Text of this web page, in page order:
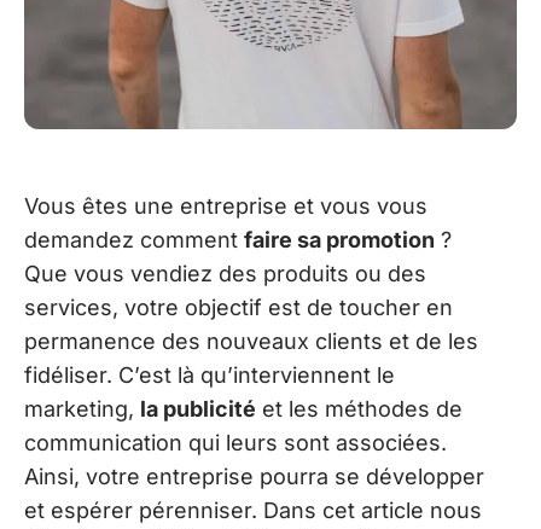
Vous êtes une entreprise et vous vous
demandez comment faire sa promotion ?
Que vous vendiez des produits ou des
services, votre objectif est de toucher en
permanence des nouveaux clients et de les
fidéliser. C’est là qu’interviennent le
marketing, la publicité et les méthodes de
communication qui leurs sont associées.
Ainsi, votre entreprise pourra se développer
et espérer pérenniser. Dans cet article nous